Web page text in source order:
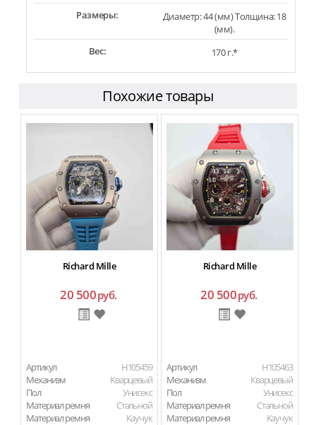
Размеры:
Диаметр: 44 (мм) Толщина: 18
(мм).
Вес:
170 г.*
Похожие товары
Richard Mille
20 500руб.
Артикул
H105459
Механизм
Кварцевый
Пол
Унисекс
Материал ремня
Стальной
Материал ремня
Каучук
Richard Mille
20 500руб.
Артикул
H105463
Механизм
Кварцевый
Пол
Унисекс
Материал ремня
Стальной
Материал ремня
Каучук